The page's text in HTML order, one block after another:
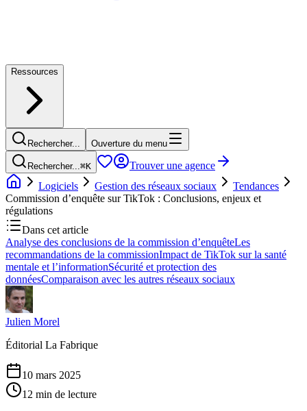
Ressources
Rechercher... Ouverture du menu
Rechercher...⌘K
Trouver une agence
Logiciels
Gestion des réseaux sociaux
Tendances
Commission d’enquête sur TikTok : Conclusions, enjeux et
régulations
Dans cet article
Analyse des conclusions de la commission d’enquêteLes
recommandations de la commissionImpact de TikTok sur la santé
mentale et l’informationSécurité et protection des
donnéesComparaison avec les autres réseaux sociaux
Julien Morel
Éditorial La Fabrique
10 mars 2025
12 min de lecture